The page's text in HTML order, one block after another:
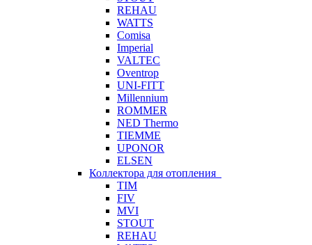
REHAU
WATTS
Comisa
Imperial
VALTEC
Oventrop
UNI-FITT
Millennium
ROMMER
NED Thermo
TIEMME
UPONOR
ELSEN
Коллектора для отопления
TIM
FIV
MVI
STOUT
REHAU